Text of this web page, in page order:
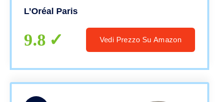
Waterproof, Copre come un Fondotinta e
Vanilla/Vanille
L’Oréal Paris
9.8 Vedi Prezzo Su Amazon